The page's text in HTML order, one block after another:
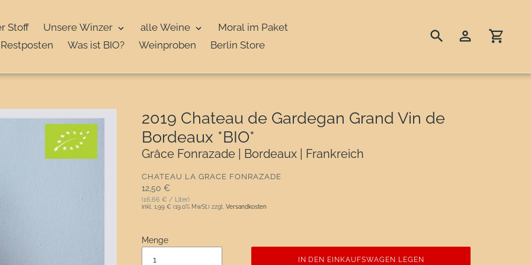
Stoff Unsere Winzer alle Weine
Moral im Paket
Restposten
Was ist BIO? Weinproben Berlin Store
Suchen Einloggen
2019 Chateau de Gardegan Grand Vin de
Bordeaux *BIO*
Grâce Fonrazade | Bordeaux | Frankreich
VERKÄUFER
CHATEAU LA GRACE FONRAZADE
Normaler Preis
12,50 €
(16,66 € / Liter)
inkl. 1,99 € (19.0% MwSt.) zzgl. Versandkosten
Menge
IN DEN EINKAUFSWAGEN LEGEN